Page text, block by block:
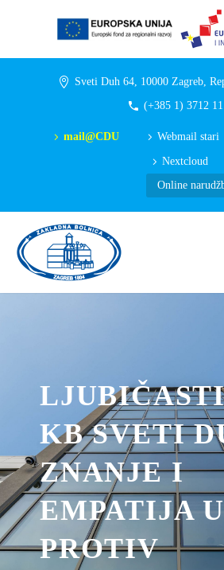
Sveti Duh 64, 10000 Zagreb,
(+385 1) 3712
mail@CDU Webmail stari
Nextcloud
Online
KB SVETI
ZNANJE I
EMPATIJA
PROTIV